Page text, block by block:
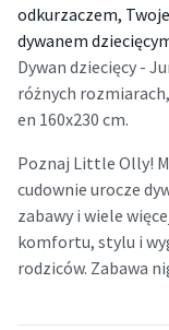
odkurzaczem,
dywanem
Dywan dziecięcy -
różnych
en 160x230 cm.
Poznaj Little Olly!
cudownie urocze
zabawy i wiele
komfortu, stylu i
rodziców. Zabawa